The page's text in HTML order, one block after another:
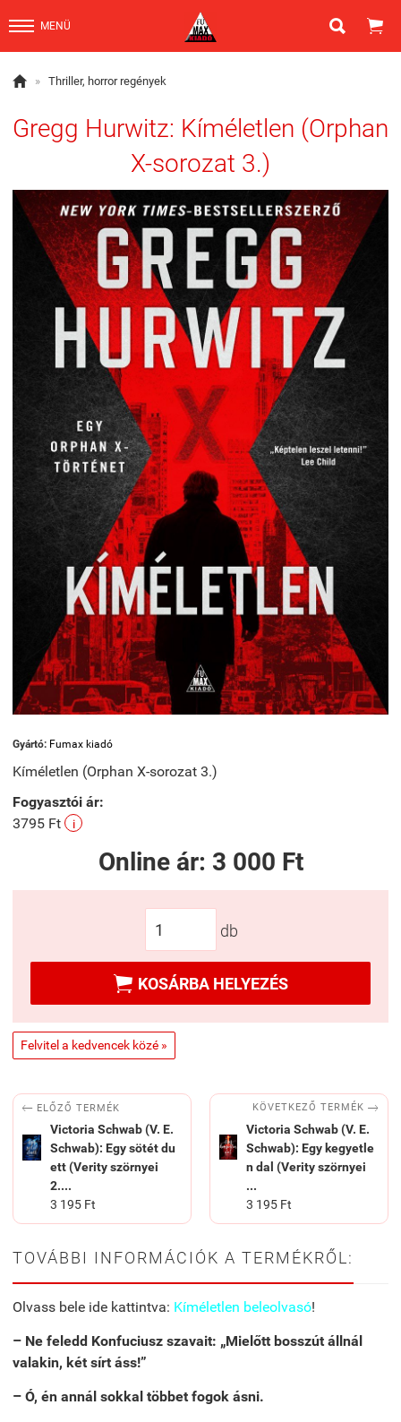
MENÜ  
 » Thriller, horror regények
Gregg Hurwitz: Kíméletlen (Orphan
X-sorozat 3.)
Gyártó: Fumax kiadó
Kíméletlen (Orphan X-sorozat 3.)
Fogyasztói ár:
3795 Ft
i
Online ár: 3 000 Ft
db
 KOSÁRBA HELYEZÉS
Felvitel a kedvencek közé »
 ELŐZŐ TERMÉK
Victoria Schwab (V. E.
Schwab): Egy sötét du
ett (Verity szörnyei
2....
3 195 Ft
KÖVETKEZŐ TERMÉK 
Victoria Schwab (V. E.
Schwab): Egy kegyetle
n dal (Verity szörnyei
...
3 195 Ft
TOVÁBBI INFORMÁCIÓK A TERMÉKRŐL:
Olvass bele ide kattintva: Kíméletlen beleolvasó!
– Ne feledd Konfuciusz szavait: „Mielőtt bosszút állnál
valakin, két sírt áss!”
– Ó, én annál sokkal többet fogok ásni.